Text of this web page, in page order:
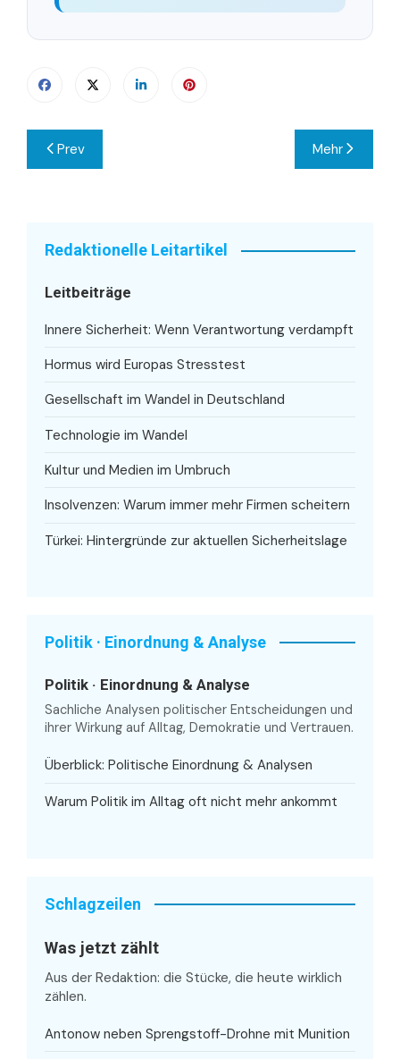
Beitragsnavigation
Prev Mehr
Redaktionelle Leitartikel
Leitbeiträge
Innere Sicherheit: Wenn Verantwortung verdampft
Hormus wird Europas Stresstest
Gesellschaft im Wandel in Deutschland
Technologie im Wandel
Kultur und Medien im Umbruch
Insolvenzen: Warum immer mehr Firmen scheitern
Türkei: Hintergründe zur aktuellen Sicherheitslage
Politik · Einordnung & Analyse
Politik · Einordnung & Analyse
Sachliche Analysen politischer Entscheidungen und
ihrer Wirkung auf Alltag, Demokratie und Vertrauen.
Überblick: Politische Einordnung & Analysen
Warum Politik im Alltag oft nicht mehr ankommt
Schlagzeilen
Was jetzt zählt
Aus der Redaktion: die Stücke, die heute wirklich
zählen.
Antonow neben Sprengstoff-Drohne mit Munition